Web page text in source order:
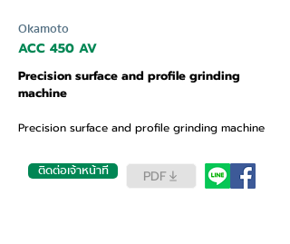
Okamoto
ACC 450 AV
Precision surface and profile grinding
machine
Precision surface and profile grinding machine
ติดต่อเจ้าหน้าที่ PDF